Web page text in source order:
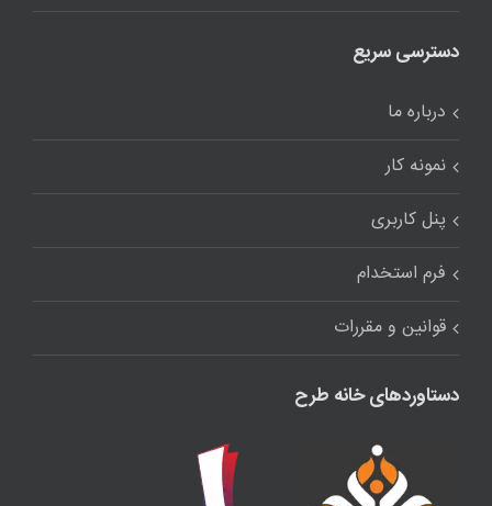
دسترسی سریع
درباره ما
نمونه کار
پنل کاربری
فرم استخدام
قوانین و مقررات
دستاوردهای خانه طرح